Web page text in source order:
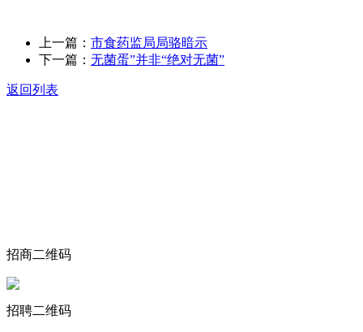
上一篇： 市食药监局局骆暗示
下一篇： 无菌蛋”并非“绝对无菌”
返回列表
招商二维码
招聘二维码